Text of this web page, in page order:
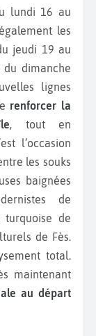
lundi 16 au
les
jeudi 19 au
du dimanche
lignes
renforcer la
, tout en
l’occasion
les souks
baignées
de
turquoise de
de Fès.
total.
maintenant
au départ